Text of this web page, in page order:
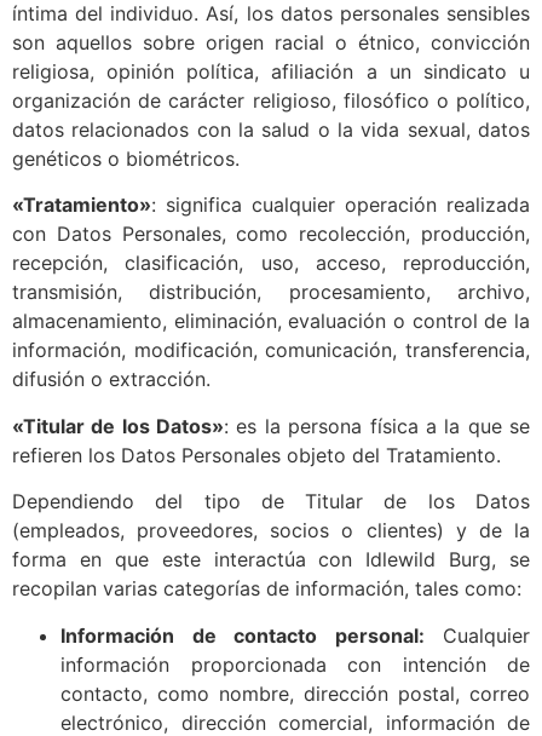
íntima del individuo. Así, los datos personales sensibles
son aquellos sobre origen racial o étnico, convicción
religiosa, opinión política, afiliación a un sindicato u
organización de carácter religioso, filosófico o político,
datos relacionados con la salud o la vida sexual, datos
genéticos o biométricos.
«Tratamiento»: significa cualquier operación realizada
con Datos Personales, como recolección, producción,
recepción, clasificación, uso, acceso, reproducción,
transmisión, distribución, procesamiento, archivo,
almacenamiento, eliminación, evaluación o control de la
información, modificación, comunicación, transferencia,
difusión o extracción.
«Titular de los Datos»: es la persona física a la que se
refieren los Datos Personales objeto del Tratamiento.
Dependiendo del tipo de Titular de los Datos
(empleados, proveedores, socios o clientes) y de la
forma en que este interactúa con Idlewild Burg, se
recopilan varias categorías de información, tales como:
Información de contacto personal: Cualquier
información proporcionada con intención de
contacto, como nombre, dirección postal, correo
electrónico, dirección comercial, información de